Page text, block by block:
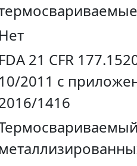
Нет
FDA 21 CFR
10/2011 с
1416